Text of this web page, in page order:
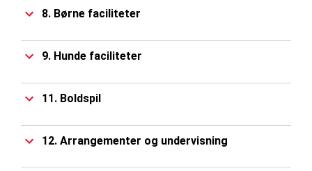
8. Børne faciliteter
9. Hunde faciliteter
11. Boldspil
12. Arrangementer og undervisning